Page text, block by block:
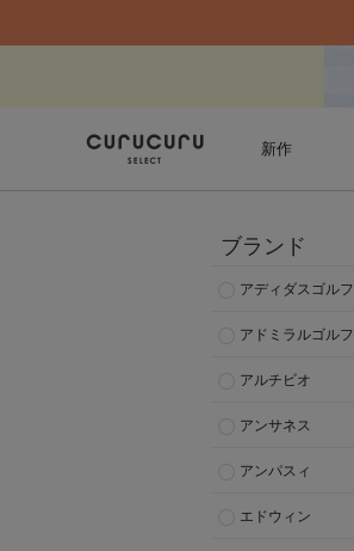
新作
ブランド
アディダスゴルフ
アドミラルゴルフ
アルチビオ
アンサネス
アンパスィ
エドウィン